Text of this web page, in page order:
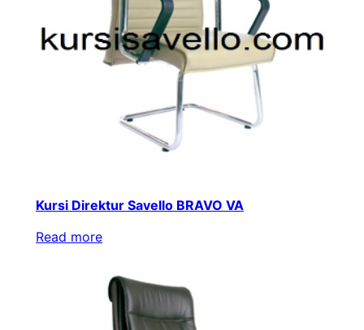
Kursi Direktur Savello BRAVO VA
Read more